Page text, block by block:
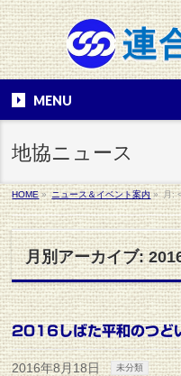
MENU
地協ニュース
HOME» ニュース＆イベント案内» 月:
月別アーカイブ:
2016しばた平和のつど
2016年8月18日 未分類